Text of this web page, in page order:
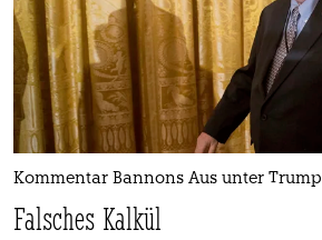
Kommentar Bannons Aus unter Trump
Falsches Kalkül